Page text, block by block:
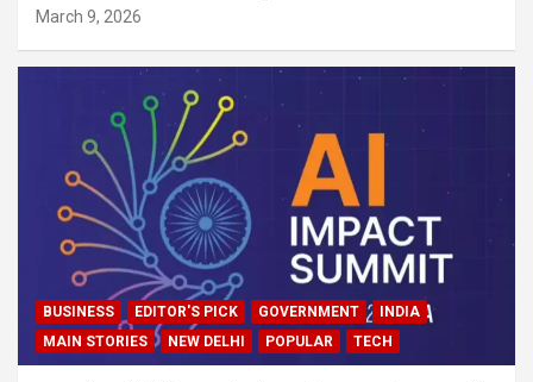
March 9, 2026
BUSINESS EDITOR'S PICK GOVERNMENT
INDIA
MAIN STORIES
NEW DELHI POPULAR TECH